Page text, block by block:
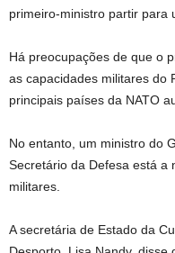
primeiro-ministro partir para
Há preocupações de que o
as capacidades militares do
principais países da NATO
No entanto, um ministro do
Secretário da Defesa está a
militares.
A secretária de Estado da